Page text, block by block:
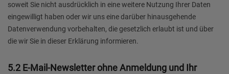
soweit Sie nicht ausdrücklich in eine weitere Nutzung Ihrer Daten
eingewilligt haben oder wir uns eine darüber hinausgehende
Datenverwendung vorbehalten, die gesetzlich erlaubt ist und über
die wir Sie in dieser Erklärung informieren.
5.2 E-Mail-Newsletter ohne Anmeldung und Ihr